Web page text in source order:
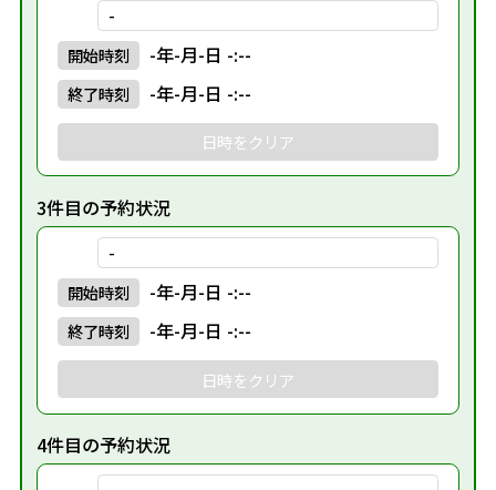
-
開始時刻 -年-月-日 -:--
終了時刻 -年-月-日 -:--
日時をクリア
3件目の予約状況
-
開始時刻 -年-月-日 -:--
終了時刻 -年-月-日 -:--
日時をクリア
4件目の予約状況